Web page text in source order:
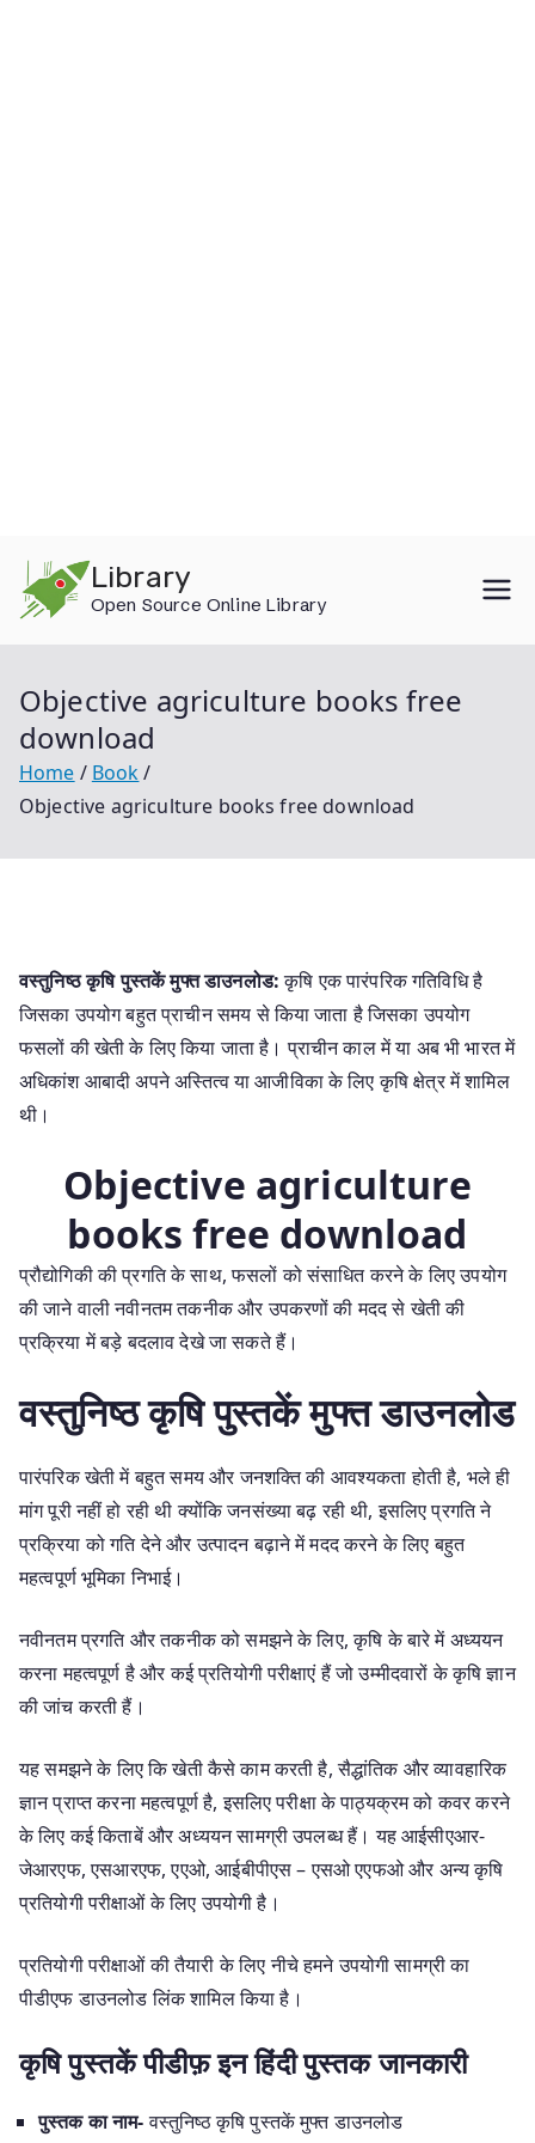
content
Library
Open Source Online Library
Objective agriculture books free
download
Home
Book
Objective agriculture books free download
वस्तुनिष्ठ कृषि पुस्तकें मुफ्त डाउनलोड:कृषि एक पारंपरिक गतिविधि है
जिसका उपयोग बहुत प्राचीन समय से किया जाता है जिसका उपयोग
फसलों की खेती के लिए किया जाता है। प्राचीन काल में या अब भी भारत में
अधिकांश आबादी अपने अस्तित्व या आजीविका के लिए कृषि क्षेत्र में शामिल
थी।
Objective agriculture
books free download
प्रौद्योगिकी की प्रगति के साथ, फसलों को संसाधित करने के लिए उपयोग
की जाने वाली नवीनतम तकनीक और उपकरणों की मदद से खेती की
प्रक्रिया में बड़े बदलाव देखे जा सकते हैं।
वस्तुनिष्ठ कृषि पुस्तकें मुफ्त डाउनलोड
पारंपरिक खेती में बहुत समय और जनशक्ति की आवश्यकता होती है, भले ही
मांग पूरी नहीं हो रही थी क्योंकि जनसंख्या बढ़ रही थी, इसलिए प्रगति ने
प्रक्रिया को गति देने और उत्पादन बढ़ाने में मदद करने के लिए बहुत
महत्वपूर्ण भूमिका निभाई।
नवीनतम प्रगति और तकनीक को समझने के लिए, कृषि के बारे में अध्ययन
करना महत्वपूर्ण है और कई प्रतियोगी परीक्षाएं हैं जो उम्मीदवारों के कृषि ज्ञान
की जांच करती हैं।
यह समझने के लिए कि खेती कैसे काम करती है, सैद्धांतिक और व्यावहारिक
ज्ञान प्राप्त करना महत्वपूर्ण है, इसलिए परीक्षा के पाठ्यक्रम को कवर करने
के लिए कई किताबें और अध्ययन सामग्री उपलब्ध हैं। यह आईसीएआर-
जेआरएफ, एसआरएफ, एएओ, आईबीपीएस – एसओ एएफओ और अन्य कृषि
प्रतियोगी परीक्षाओं के लिए उपयोगी है।
प्रतियोगी परीक्षाओं की तैयारी के लिए नीचे हमने उपयोगी सामग्री का
पीडीएफ डाउनलोड लिंक शामिल किया है।
कृषि पुस्तकें पीडीफ़ इन हिंदी पुस्तक जानकारी
पुस्तक का नाम-वस्तुनिष्ठ कृषि पुस्तकें मुफ्त डाउनलोड